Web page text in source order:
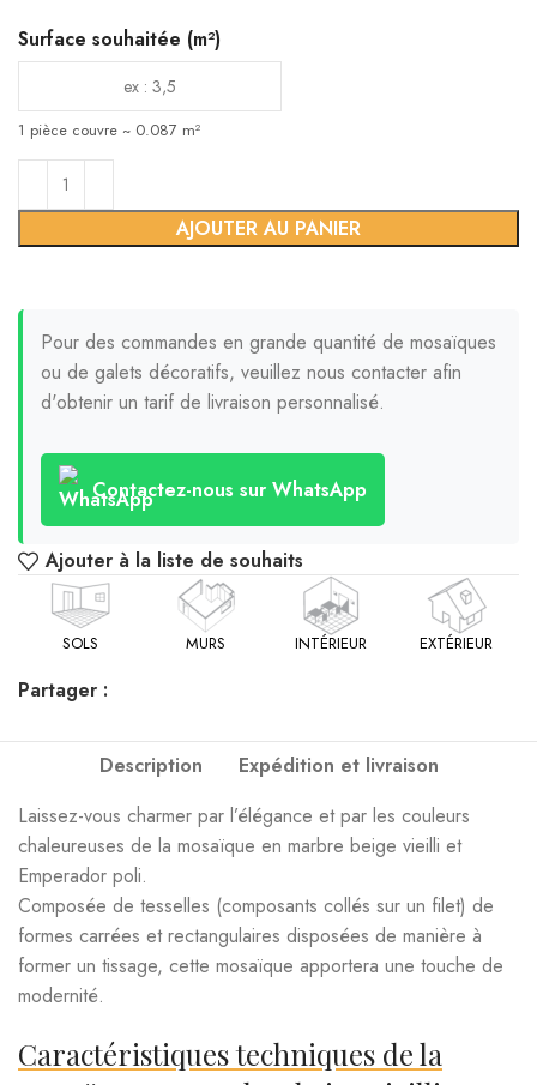
Surface souhaitée (m²)
1 pièce couvre ~ 0.087 m²
AJOUTER AU PANIER
Pour des commandes en grande quantité de mosaïques
ou de galets décoratifs, veuillez nous contacter afin
d'obtenir un tarif de livraison personnalisé.
Contactez-nous sur WhatsApp
Ajouter à la liste de souhaits
SOLS MURS INTÉRIEUR EXTÉRIEUR
Partager :
Description
Expédition et livraison
Laissez-vous charmer par l’élégance et par les couleurs
chaleureuses de la mosaïque en marbre beige vieilli et
Emperador poli.
Composée de tesselles (composants collés sur un filet) de
formes carrées et rectangulaires disposées de manière à
former un tissage, cette mosaïque apportera une touche de
modernité.
Caractéristiques techniques de la